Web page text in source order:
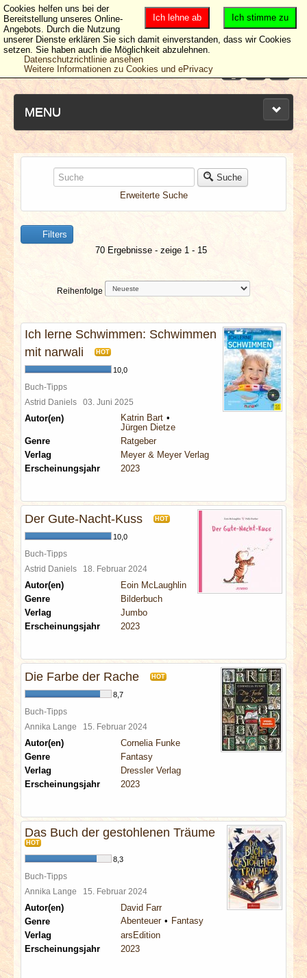
MENU
NEUESTE ARTIKEL
NEWS & DATES
BERICHTE
VERLOSUNGEN
SPECIALS
REDAKTION
LINKS
ARCHIV
Suche
Erweiterte Suche
Filters
70 Ergebnisse - zeige 1 - 15
Reihenfolge
Ich lerne Schwimmen: Schwimmen
mit narwali
HOT
10,0
Buch-Tipps
Astrid Daniels 03. Juni 2025
Autor(en)
Katrin Bart
Jürgen Dietze
Genre
Ratgeber
Verlag
Meyer & Meyer Verlag
Erscheinungsjahr
2023
Der Gute-Nacht-Kuss HOT
10,0
Buch-Tipps
Astrid Daniels 18. Februar 2024
Autor(en)
Eoin McLaughlin
Genre
Bilderbuch
Verlag
Jumbo
Erscheinungsjahr
2023
Die Farbe der Rache HOT
8,7
Buch-Tipps
Annika Lange 15. Februar 2024
Autor(en)
Cornelia Funke
Genre
Fantasy
Verlag
Dressler Verlag
Erscheinungsjahr
2023
Das Buch der gestohlenen Träume
HOT
8,3
Buch-Tipps
Annika Lange 15. Februar 2024
Autor(en)
David Farr
Genre
Abenteuer
Fantasy
Verlag
arsEdition
Erscheinungsjahr
2023
Ich stimme zu
Ich lehne ab
Cookies helfen uns bei der
Bereitstellung unseres Online-
Angebots. Durch die Nutzung
unserer Dienste erklären Sie sich damit einverstanden, dass wir Cookies
setzen. Sie haben auch die Möglichkeit abzulehnen.
Datenschutzrichtlinie ansehen
Weitere Informationen zu Cookies und ePrivacy